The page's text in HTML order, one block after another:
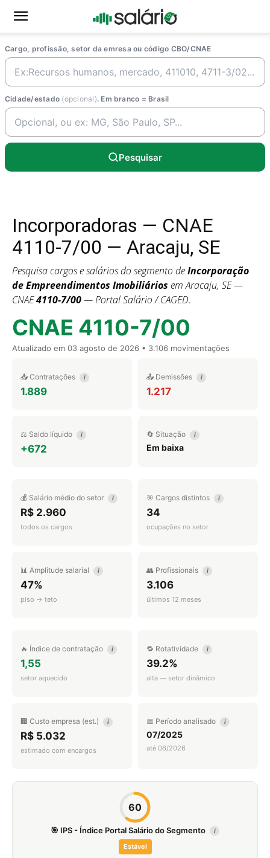
Cargo, profissão, setor da emresa ou código CBO/CNAE
Cidade/estado (opcional). Em branco = Brasil
Pesquisar
Incorporadoras — CNAE
4110-7/00 — Aracaju, SE
Pesquisa cargos e salários do segmento deIncorporação
de Empreendimentos Imobiliários em Aracaju, SE —
CNAE4110-7/00— Portal Salário / CAGED.
CNAE 4110-7/00
Atualizado em 03 agosto de 2026 • 3.106 movimentações
📥 Contratações i
1.889
📤 Demissões i
1.217
⚖️ Saldo líquido i
+672
🔄 Situação i
Em baixa
💰 Salário médio do setor i
R$ 2.960
todos os cargos
🎯 Cargos distintos i
34
ocupações no setor
📊 Amplitude salarial i
47%
piso → teto
👥 Profissionais i
3.106
últimos 12 meses
🔥 Índice de contratação i
1,55
setor aquecido
🔁 Rotatividade i
39.2%
alta — setor dinâmico
🏢 Custo empresa (est.) i
R$ 5.032
estimado com encargos
📅 Período analisado i
07/2025
até 06/2026
60
🎯 IPS - Índice Portal Salário do Segmento i
Estável